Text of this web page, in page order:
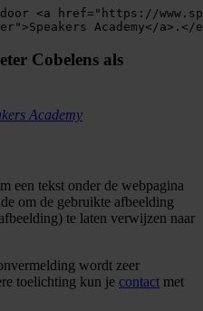
<a href="https://
Cobelens als
Academy
een tekst onder de webpagina
om de gebruikte afbeelding
te laten verwijzen naar
wordt zeer
toelichting kun je contact met